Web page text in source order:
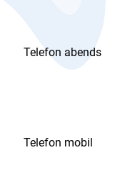
Telefon abends
Telefon mobil